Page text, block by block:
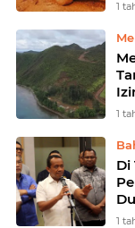
1
1
Di
1